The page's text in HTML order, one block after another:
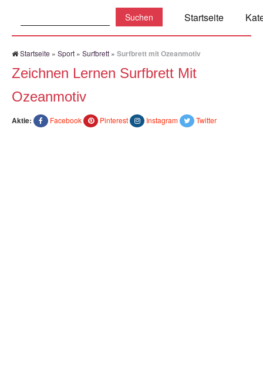
Startseite
Startseite » Sport » Surfbrett » Surfbrett mit Ozeanmotiv
Zeichnen Lernen Surfbrett Mit
Ozeanmotiv
Aktie: Facebook Pinterest Instagram Twitter